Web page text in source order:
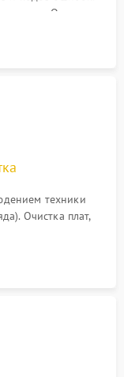
Оценка
питания без
техники
Очистка плат,
и замыканий.